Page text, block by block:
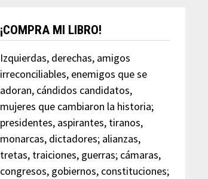
¡COMPRA MI LIBRO!
Izquierdas, derechas, amigos
irreconciliables, enemigos que se
adoran, cándidos candidatos,
mujeres que cambiaron la historia;
presidentes, aspirantes, tiranos,
monarcas, dictadores; alianzas,
tretas, traiciones, guerras; cámaras,
congresos, gobiernos, constituciones;